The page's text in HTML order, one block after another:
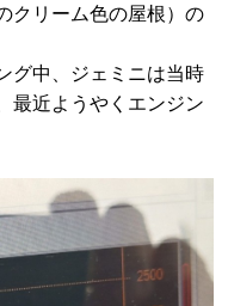
クリーム色の屋根）の
グ中、ジェミニは当時
最近ようやくエンジン